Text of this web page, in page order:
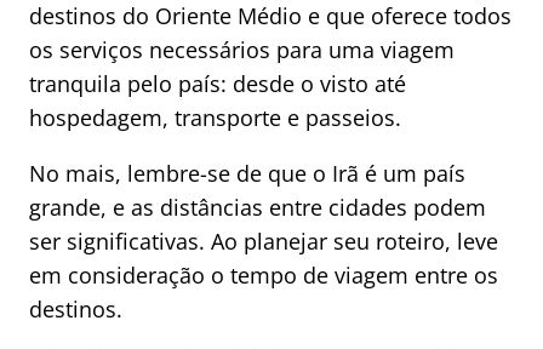
destinos do Oriente Médio e que oferece todos
os serviços necessários para uma viagem
tranquila pelo país: desde o visto até
hospedagem, transporte e passeios.
No mais, lembre-se de que o Irã é um país
grande, e as distâncias entre cidades podem
ser significativas. Ao planejar seu roteiro, leve
em consideração o tempo de viagem entre os
destinos.